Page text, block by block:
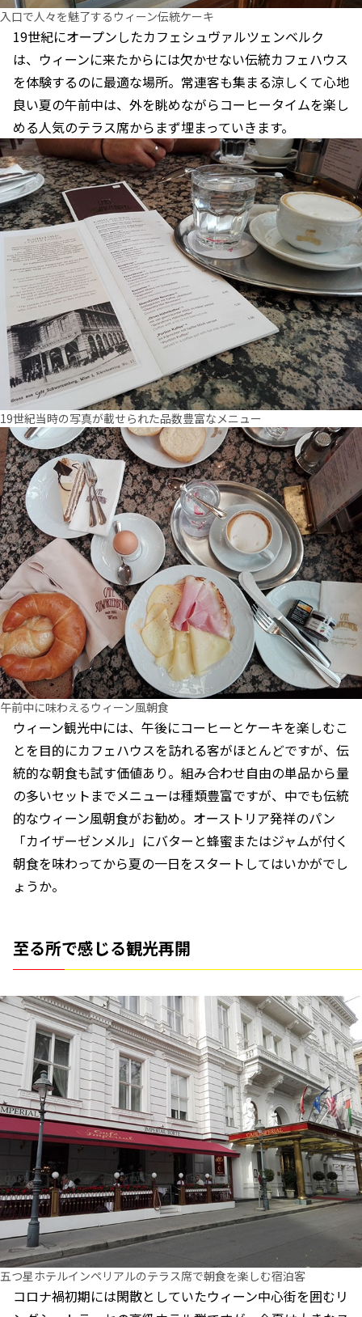
入口で人々を魅了するウィーン伝統ケーキ
19世紀にオープンしたカフェシュヴァルツェンベルク
は、ウィーンに来たからには欠かせない伝統カフェハウス
を体験するのに最適な場所。常連客も集まる涼しくて心地
良い夏の午前中は、外を眺めながらコーヒータイムを楽し
める人気のテラス席からまず埋まっていきます。
19世紀当時の写真が載せられた品数豊富なメニュー
午前中に味わえるウィーン風朝食
ウィーン観光中には、午後にコーヒーとケーキを楽しむこ
とを目的にカフェハウスを訪れる客がほとんどですが、伝
統的な朝食も試す価値あり。組み合わせ自由の単品から量
の多いセットまでメニューは種類豊富ですが、中でも伝統
的なウィーン風朝食がお勧め。オーストリア発祥のパン
「カイザーゼンメル」にバターと蜂蜜またはジャムが付く
朝食を味わってから夏の一日をスタートしてはいかがでし
ょうか。
至る所で感じる観光再開
五つ星ホテルインペリアルのテラス席で朝食を楽しむ宿泊客
コロナ禍初期には閑散としていたウィーン中心街を囲むリ